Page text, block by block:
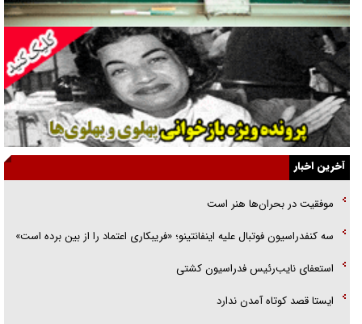
گفت‌وگو با همسر یکی از شهدای جنگ رمضان/ پیکر بی‌سر شهید را از
انگشت‌های پا شناسایی کردیم
نسلی که آنلاین الگو می‌گیرد
گفت‌وگو با آیت‌الله جاودان/ جفای مخالفان مکانت معنوی رهبر شهید را
ارتقا می‌داد
راننده مست به قانون می‌خندد
همه آقای دوربینی شده‌ایم!
قصه ناتمام سرویس مدارس
آیا مقاومت فلسطین خلع‌سلاح می‌شود؟
آخرین اخبار
موفقیت در بحران‌ها هنر است
سه کنفدراسیون فوتبال علیه اینفانتینو؛ «فریبکاری اعتماد را از بین برده است»
استعفای نایب‌رئیس فدراسیون کشتی
ایستا قصد کوتاه آمدن ندارد